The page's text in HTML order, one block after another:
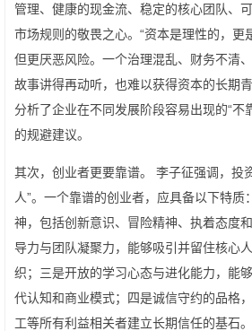
管理、健康的现金流、稳定的核心团队、
市场规则的敬畏之心。“资本是理性的，更
但更厌恶风险。一个治理混乱、财务不清
故事讲得再动听，也难以获得资本的长期青
分析了企业在不同发展阶段容易出现的“不
的规避建议。
其次，创业者更要靠谱。 李子征强调，投
人”。一个靠谱的创业者，应具备以下特质
神，包括创新意识、冒险精神、执着态度
导力与团队凝聚力，能够吸引并留住核心
织；三是开放的学习心态与进化能力，能
代认知和商业模式；四是诚信守约的品格
工等所有利益相关者建立长期信任的基石